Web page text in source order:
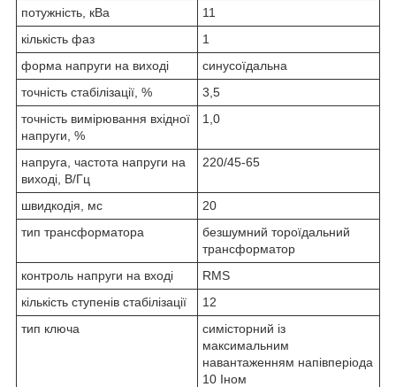
потужність, кВа
11
кількість фаз
1
форма напруги на виході
синусоїдальна
точність стабілізації, %
3,5
точність вимірювання вхідної
напруги, %
1,0
напруга, частота напруги на
виході, В/Гц
220/45-65
швидкодія, мс
20
тип трансформатора
безшумний тороїдальний
трансформатор
контроль напруги на вході
RMS
кількість ступенів стабілізації
12
тип ключа
симісторний із
максимальним
навантаженням напівперіода
10 Iном